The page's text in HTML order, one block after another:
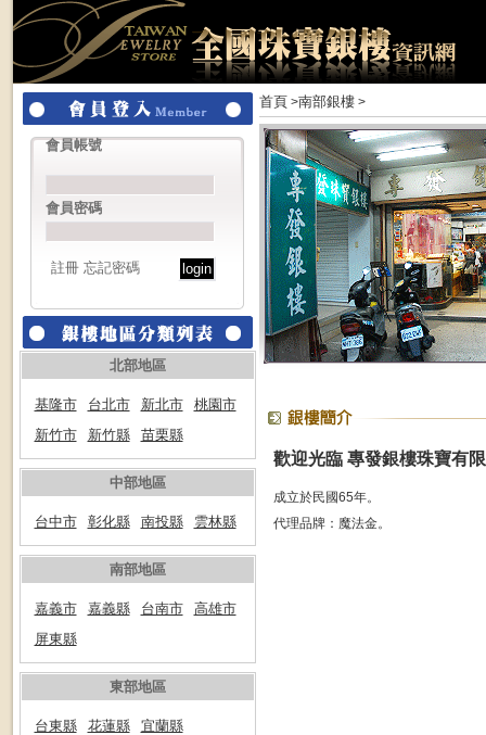
會員帳號
會員密碼
註冊 忘記密碼
北部地區
基隆市 台北市 新北市
桃園市
新竹市
新竹縣 苗栗縣
中部地區
台中市 彰化縣 南投縣 雲林縣
南部地區
嘉義市 嘉義縣 台南市
高雄市
屏東縣
東部地區
台東縣 花蓮縣 宜蘭縣
首頁 >南部銀樓>
歡迎光臨 專發銀樓珠寶有
成立於民國65年。
代理品牌：魔法金。